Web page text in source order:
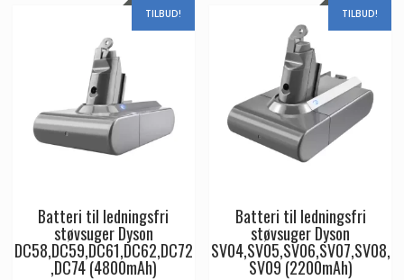
TILBUD!
Batteri til ledningsfri
støvsuger Dyson
DC58,DC59,DC61,DC62,DC72
,DC74 (4800mAh)
TILBUD!
Batteri til ledningsfri
støvsuger Dyson
SV04,SV05,SV06,SV07,SV08,
SV09 (2200mAh)